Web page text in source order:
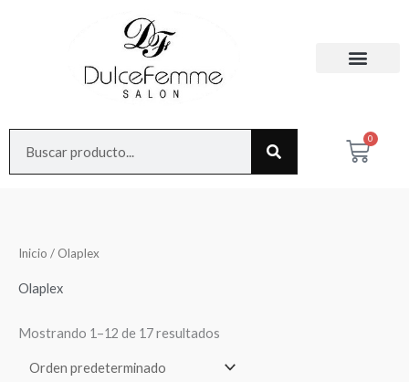
0
Cart
Inicio / Olaplex
Olaplex
Mostrando 1–12 de 17 resultados